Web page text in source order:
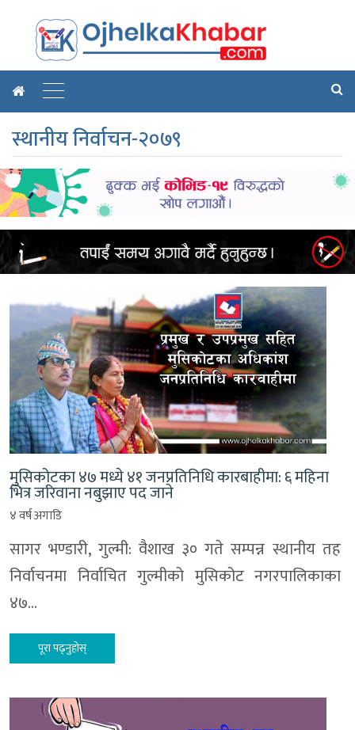
स्थानीय निर्वाचन-२०७९
मुसिकोटका ४७ मध्ये ४१ जनप्रतिनिधि कारबाहीमा‌: ६ महिना
भित्र जरिवाना नबुझाए पद जाने
४ वर्ष अगाडि
सागर भण्डारी, गुल्मी‌: वैशाख ३० गते सम्पन्न स्थानीय तह
निर्वाचनमा निर्वाचित गुल्मीको मुसिकोट नगरपालिकाका
४७…
पूरा पढ्नुहोस्